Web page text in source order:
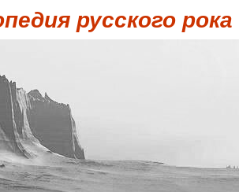
русского рока